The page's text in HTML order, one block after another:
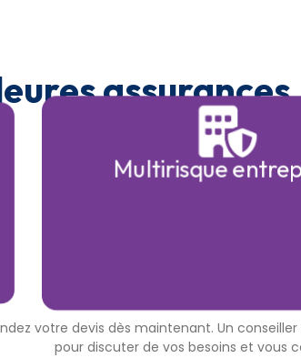
Multirisque
votre devis dès maintenant. Un conseiller
pour discuter de vos besoins et vous